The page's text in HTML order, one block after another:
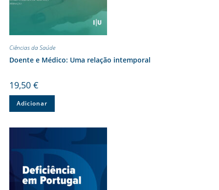
Ciências da Saúde
Doente e Médico: Uma relação intemporal
19,50 €
Adicionar